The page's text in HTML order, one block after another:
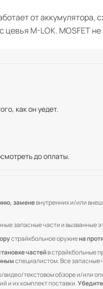
от аккумулятора,
M-LOK. MOSFET
как он уедет.
до оплаты.
заменевнутренних и/или
запасные части и вызванные
страйкбольное оружиена
частейв страйкбольные
специалистом. Все запасные
видео/текстовом обзоре и/или
и их комплект поставки.